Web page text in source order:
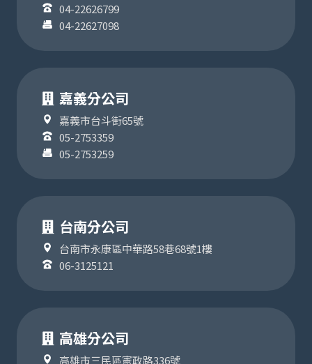
04-22626799
04-22627098
嘉義分公司
嘉義市台斗街65號
05-2753359
05-2753259
台南分公司
台南市永康區中華路58巷68號1樓
06-3125121
高雄分公司
高雄市三民區憲政路336號